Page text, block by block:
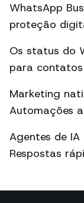
WhatsApp
proteção
Os status do
para contatos
Marketing
Automações
Agentes de IA
Respostas